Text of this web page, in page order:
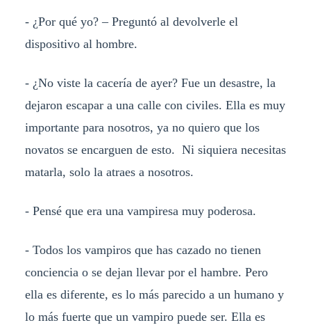
- ¿Por qué yo? – Preguntó al devolverle el
dispositivo al hombre.
- ¿No viste la cacería de ayer? Fue un desastre, la
dejaron escapar a una calle con civiles. Ella es muy
importante para nosotros, ya no quiero que los
novatos se encarguen de esto. Ni siquiera necesitas
matarla, solo la atraes a nosotros.
- Pensé que era una vampiresa muy poderosa.
- Todos los vampiros que has cazado no tienen
conciencia o se dejan llevar por el hambre. Pero
ella es diferente, es lo más parecido a un humano y
lo más fuerte que un vampiro puede ser. Ella es